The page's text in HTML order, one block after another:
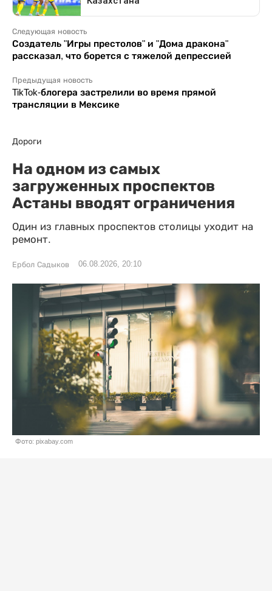
Следующая новость
Создатель "Игры престолов" и "Дома дракона"
рассказал, что борется с тяжелой депрессией
Предыдущая новость
TikTok-блогера застрелили во время прямой
трансляции в Мексике
Дороги
На одном из самых
загруженных проспектов
Астаны вводят ограничения
Один из главных проспектов столицы уходит на
ремонт.
Ербол Садыков 06.08.2026, 20:10
Фото: pixabay.com